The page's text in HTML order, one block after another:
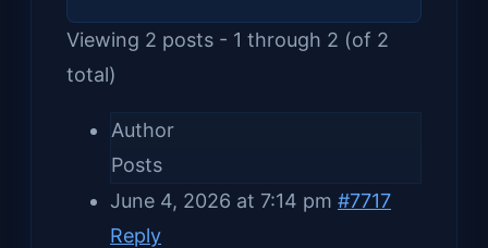
Viewing 2 posts - 1 through 2 (of 2
total)
Author
Posts
June 4, 2026 at 7:14 pm #7717
Reply